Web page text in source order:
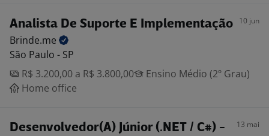
Analista De Suporte E Implementação 10 jun
Brinde.me
São Paulo - SP
R$ 3.200,00 a R$ 3.800,00
Ensino Médio (2º Grau)
Home office
Desenvolvedor(A) Júnior (.NET / C#) -
13 mai